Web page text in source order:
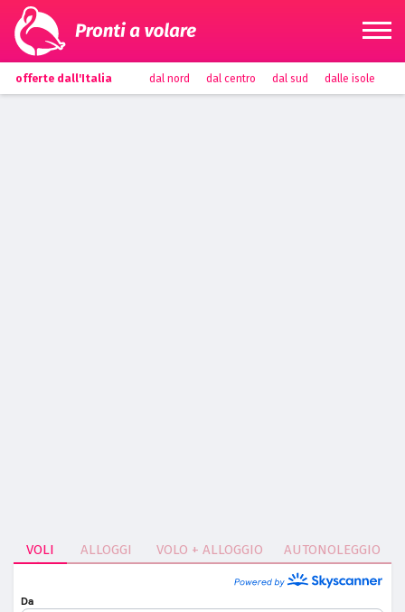
offerte dall'Italia dal nord dal centro dal sud dalle isole
VOLI ALLOGGI VOLO + ALLOGGIO AUTONOLEGGIO